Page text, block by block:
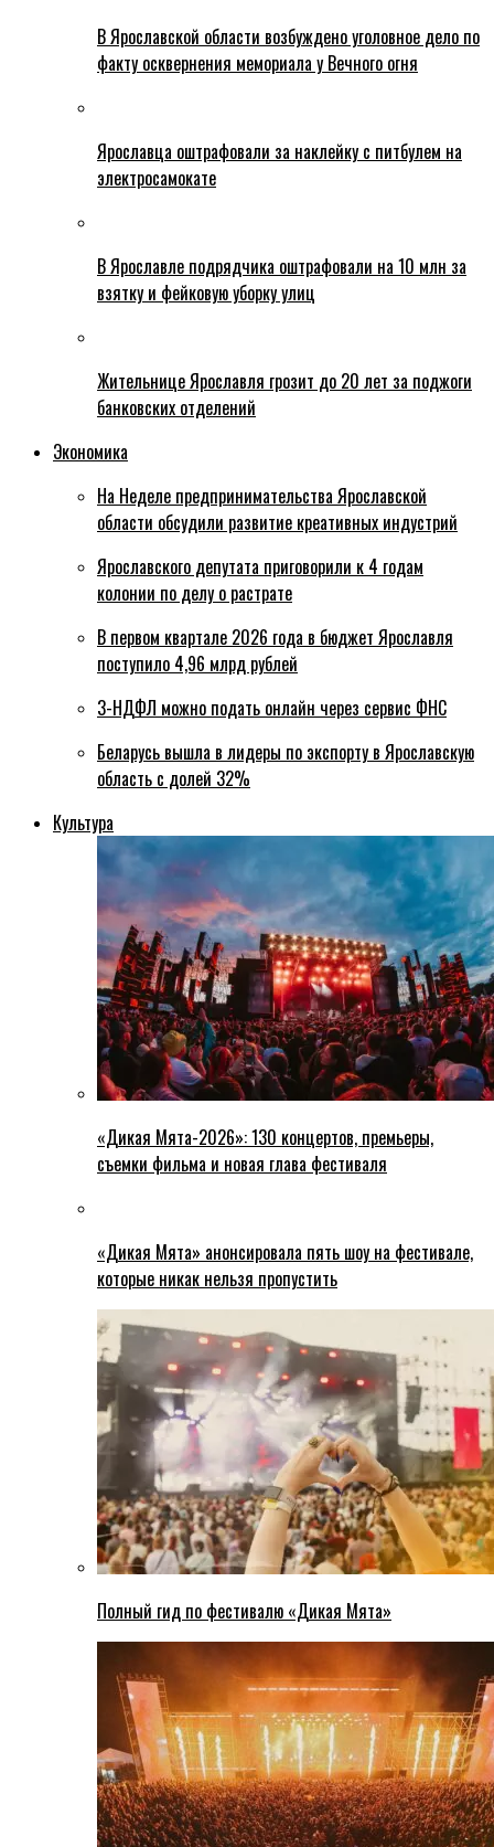
В Ярославской области возбуждено уголовное дело по
факту осквернения мемориала у Вечного огня
Ярославца оштрафовали за наклейку с питбулем на
электросамокате
В Ярославле подрядчика оштрафовали на 10 млн за
взятку и фейковую уборку улиц
Жительнице Ярославля грозит до 20 лет за поджоги
банковских отделений
Экономика
На Неделе предпринимательства Ярославской
области обсудили развитие креативных индустрий
Ярославского депутата приговорили к 4 годам
колонии по делу о растрате
В первом квартале 2026 года в бюджет Ярославля
поступило 4,96 млрд рублей
3-НДФЛ можно подать онлайн через сервис ФНС
Беларусь вышла в лидеры по экспорту в Ярославскую
область с долей 32%
Культура
«Дикая Мята-2026»: 130 концертов, премьеры,
съемки фильма и новая глава фестиваля
«Дикая Мята» анонсировала пять шоу на фестивале,
которые никак нельзя пропустить
Полный гид по фестивалю «Дикая Мята»